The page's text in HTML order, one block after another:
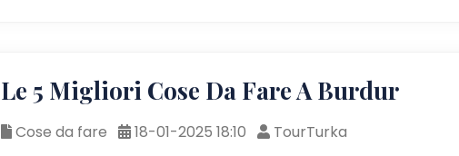
Le 5 Migliori Cose Da Fare A Burdur
Cose da fare 18-01-2025 18:10
TourTurka